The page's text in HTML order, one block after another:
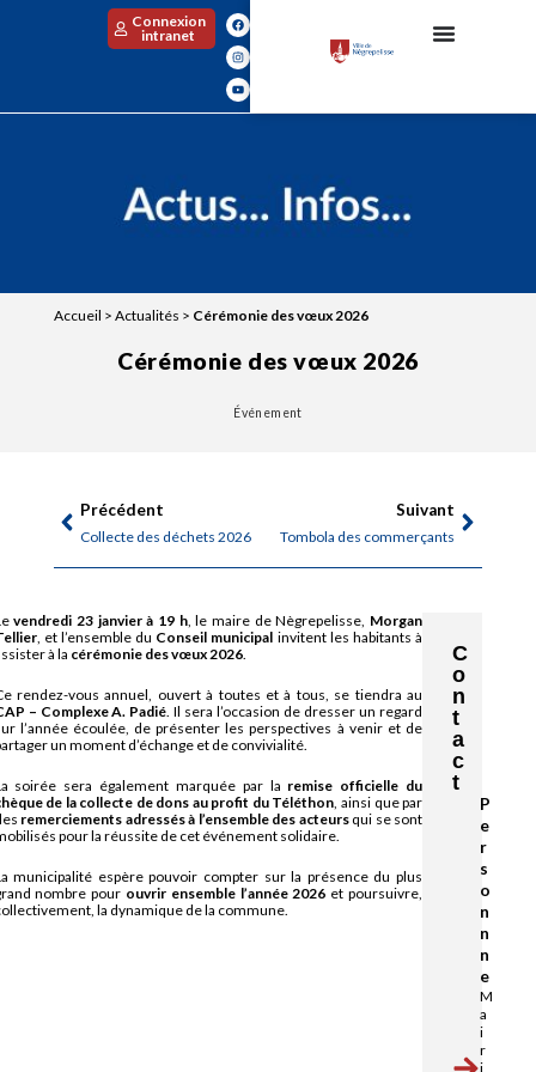
Connexion
intranet
Accueil > Actualités > Cérémonie des vœux 2026
Cérémonie des vœux 2026
Événement
Précédent
Collecte des déchets 2026
Suivant
Tombola des commerçants
C
o
n
t
a
c
t
P
e
r
s
o
n
n
n
e
M
a
i
r
i
vendredi 23 janvier à 19 h, le maire de Nègrepelisse, Morgan
, et l’ensemble du Conseil municipal invitent les habitants à
à la cérémonie des vœux 2026.
rendez-vous annuel, ouvert à toutes et à tous, se tiendra au
– Complexe A. Padié. Il sera l’occasion de dresser un regard
l’année écoulée, de présenter les perspectives à venir et de
un moment d’échange et de convivialité.
soirée sera également marquée par la remise officielle du
de la collecte de dons au profit du Téléthon, ainsi que par
remerciements adressés à l’ensemble des acteursqui se sont
pour la réussite de cet événement solidaire.
municipalité espère pouvoir compter sur la présence du plus
nombre pour ouvrir ensemble l’année 2026 et poursuivre,
la dynamique de la commune.